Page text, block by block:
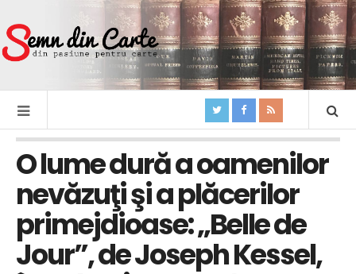
O lume dură a oamenilor
nevăzuţi şi a plăcerilor
primejdioase: „Belle de
Jour”, de Joseph Kessel,